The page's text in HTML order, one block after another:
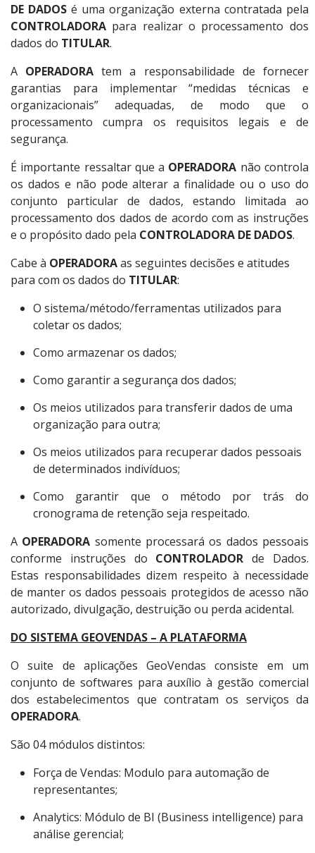
DE DADOS é uma organização externa contratada pela
CONTROLADORA para realizar o processamento dos
dados do TITULAR.
A OPERADORA tem a responsabilidade de fornecer
garantias para implementar “medidas técnicas e
organizacionais” adequadas, de modo que o
processamento cumpra os requisitos legais e de
segurança.
É importante ressaltar que a OPERADORA não controla
os dados e não pode alterar a finalidade ou o uso do
conjunto particular de dados, estando limitada ao
processamento dos dados de acordo com as instruções
e o propósito dado pela CONTROLADORA DE DADOS.
Cabe à OPERADORAas seguintes decisões e atitudes
para com os dados do TITULAR:
O sistema/método/ferramentas utilizados para
coletar os dados;
Como armazenar os dados;
Como garantir a segurança dos dados;
Os meios utilizados para transferir dados de uma
organização para outra;
Os meios utilizados para recuperar dados pessoais
de determinados indivíduos;
Como garantir que o método por trás do
cronograma de retenção seja respeitado.
A OPERADORA somente processará os dados pessoais
conforme instruções do CONTROLADOR de Dados.
Estas responsabilidades dizem respeito à necessidade
de manter os dados pessoais protegidos de acesso não
autorizado, divulgação, destruição ou perda acidental.
DO SISTEMA GEOVENDAS – A PLATAFORMA
O suite de aplicações GeoVendas consiste em um
conjunto de softwares para auxílio à gestão comercial
dos estabelecimentos que contratam os serviços da
OPERADORA.
São 04 módulos distintos:
Força de Vendas: Modulo para automação de
representantes;
Analytics: Módulo de BI (Business intelligence) para
análise gerencial;